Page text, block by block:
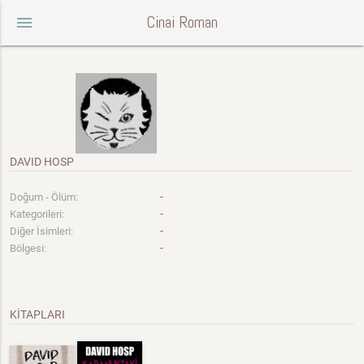
menu Cinai Roman
DAVID HOSP
Doğum - Ölüm: -
Kategorileri: -
Diğer İsimleri: -
Bölgesi: -
KİTAPLARI